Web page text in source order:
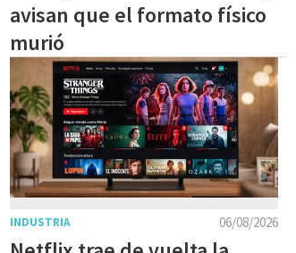
avisan que el formato físico
murió
06/08/2026
INDUSTRIA